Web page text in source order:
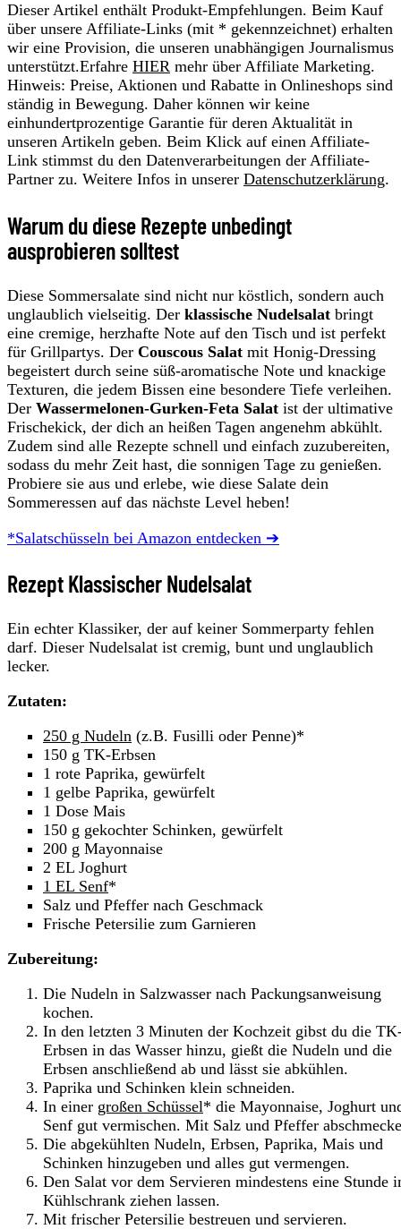
Dieser Artikel enthält Produkt-Empfehlungen. Beim Kauf
über unsere Affiliate-Links (mit * gekennzeichnet) erhalten
wir eine Provision, die unseren unabhängigen Journalismus
unterstützt.Erfahre HIER mehr über Affiliate Marketing.
Hinweis: Preise, Aktionen und Rabatte in Onlineshops sind
ständig in Bewegung. Daher können wir keine
einhundertprozentige Garantie für deren Aktualität in
unseren Artikeln geben. Beim Klick auf einen Affiliate-
Link stimmst du den Datenverarbeitungen der Affiliate-
Partner zu. Weitere Infos in unserer Datenschutzerklärung.
Warum du diese Rezepte unbedingt
ausprobieren solltest
Diese Sommersalate sind nicht nur köstlich, sondern auch
unglaublich vielseitig. Der klassische Nudelsalat bringt
eine cremige, herzhafte Note auf den Tisch und ist perfekt
für Grillpartys. Der Couscous Salat mit Honig-Dressing
begeistert durch seine süß-aromatische Note und knackige
Texturen, die jedem Bissen eine besondere Tiefe verleihen.
Der Wassermelonen-Gurken-Feta Salat ist der ultimative
Frischekick, der dich an heißen Tagen angenehm abkühlt.
Zudem sind alle Rezepte schnell und einfach zuzubereiten,
sodass du mehr Zeit hast, die sonnigen Tage zu genießen.
Probiere sie aus und erlebe, wie diese Salate dein
Sommeressen auf das nächste Level heben!
*Salatschüsseln bei Amazon entdecken ➔
Rezept Klassischer Nudelsalat
Ein echter Klassiker, der auf keiner Sommerparty fehlen
darf. Dieser Nudelsalat ist cremig, bunt und unglaublich
lecker.
Zutaten:
250 g Nudeln (z.B. Fusilli oder Penne)*
150 g TK-Erbsen
1 rote Paprika, gewürfelt
1 gelbe Paprika, gewürfelt
1 Dose Mais
150 g gekochter Schinken, gewürfelt
200 g Mayonnaise
2 EL Joghurt
1 EL Senf*
Salz und Pfeffer nach Geschmack
Frische Petersilie zum Garnieren
Zubereitung:
Die Nudeln in Salzwasser nach Packungsanweisung
kochen.
In den letzten 3 Minuten der Kochzeit gibst du die
Erbsen in das Wasser hinzu, gießt die Nudeln und die
Erbsen anschließend ab und lässt sie abkühlen.
Paprika und Schinken klein schneiden.
In einer großen Schüssel* die Mayonnaise, Joghurt
Senf gut vermischen. Mit Salz und Pfeffer
Die abgekühlten Nudeln, Erbsen, Paprika, Mais und
Schinken hinzugeben und alles gut vermengen.
Den Salat vor dem Servieren mindestens eine Stunde
Kühlschrank ziehen lassen.
Mit frischer Petersilie bestreuen und servieren.